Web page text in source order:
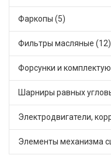
Фаркопы (5)
Фильтры масляные (12)